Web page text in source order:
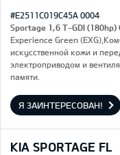
#E2511C019C45A 0004
Sportage 1,6 T-GDI (180hp)
Experience Green
искусственной кожи и
электроприводом и
памяти.
Я ЗАИНТЕРЕСОВАН!
KIA SPORTAGE FL